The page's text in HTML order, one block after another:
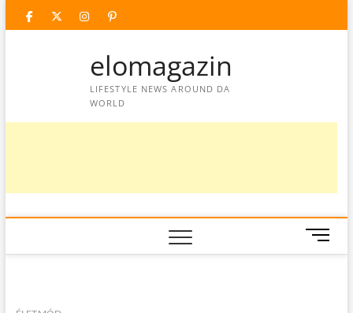
facebooktwitter
instagram
googleplus
pinterest
elomagazin
LIFESTYLE NEWS AROUND DA
WORLD
M
e